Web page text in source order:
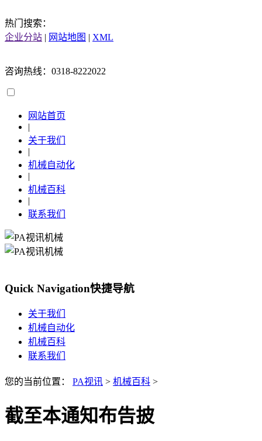
热门搜索：
企业分站 | 网站地图 | XML
咨询热线：0318-8222022
网站首页
|
关于我们
|
机械自动化
|
机械百科
|
联系我们
Quick Navigation快捷导航
关于我们
机械自动化
机械百科
联系我们
您的当前位置： PA视讯 > 机械百科 >
截至本通知布告披